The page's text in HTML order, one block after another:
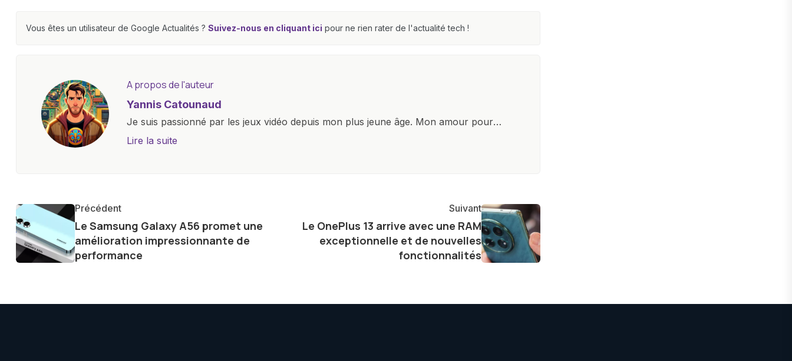
Vous êtes un utilisateur de Google Actualités ? Suivez-nous en cliquant ici pour ne rien rater de l'actualité tech !
A propos de l'auteur
Yannis Catounaud
Je suis passionné par les jeux vidéo depuis mon plus jeune âge. Mon amour pour
l'univers numérique m'a conduit à explorer constamment les dernières avancées dans
communauté en ligne. Mon engagement envers l'exploration constante des frontières
de la technologie me permet de présenter aux lecteurs un aperçu captivant de ce que
le futur numérique nous réserve.
Lire la suite
Précédent
Le Samsung Galaxy A56 promet une
amélioration impressionnante de
performance
Suivant
Le OnePlus 13 arrive avec une RAM
exceptionnelle et de nouvelles
fonctionnalités